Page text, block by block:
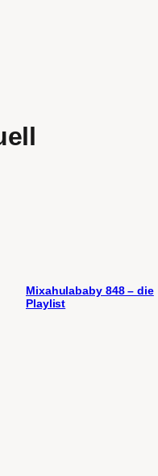
Mixahulababy 848 – die
Playlist